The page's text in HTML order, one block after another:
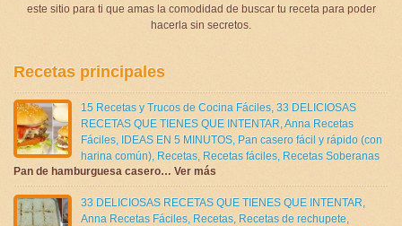
este sitio para ti que amas la comodidad de buscar tu receta para poder
hacerla sin secretos.
Recetas principales
15 Recetas y Trucos de Cocina Fáciles, 33 DELICIOSAS
RECETAS QUE TIENES QUE INTENTAR,Anna Recetas
Fáciles, IDEAS EN 5 MINUTOS, Pan casero fácil y rápido (con
harina común), Recetas, Recetas fáciles, Recetas Soberanas
Pan de hamburguesa casero… Ver más
33 DELICIOSAS RECETAS QUE TIENES QUE INTENTAR,
Anna Recetas Fáciles, Recetas, Recetas de rechupete,